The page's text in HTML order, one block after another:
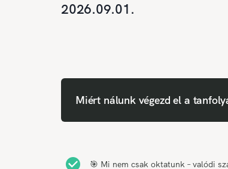
2026.09.01.
Miért nálunk végezd el a
🎯 Mi nem csak oktatunk – valódi